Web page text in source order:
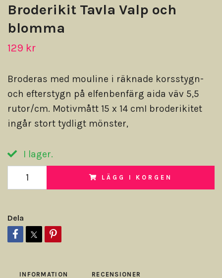
Broderikit Tavla Valp och
blomma
129 kr
Broderas med mouline i räknade korsstygn-
och efterstygn på elfenbenfärg aida väv 5,5
rutor/cm. Motivmått 15 x 14 cmI broderikitet
ingår stort tydligt mönster,
I lager.
LÄGG I KORGEN
Dela
INFORMATION RECENSIONER